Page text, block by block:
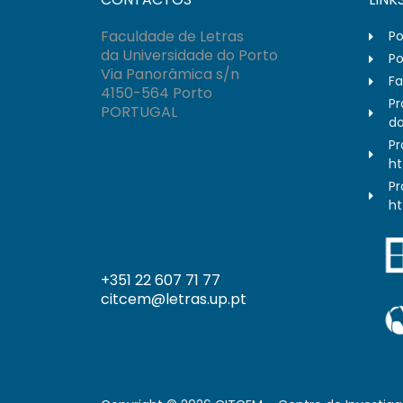
Faculdade de Letras
da Universidade do Porto
Via Panorâmica s/n
4150-564 Porto
PORTUGAL
+351 22 607 71 77
citcem@letras.up.pt